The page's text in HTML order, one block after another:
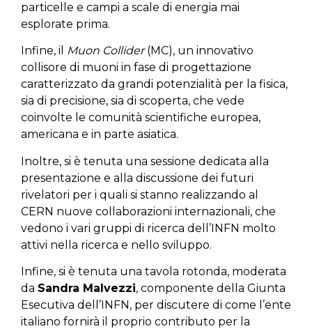
particelle e campi a scale di energia mai
esplorate prima.
Infine, il Muon Collider(MC), un innovativo
collisore di muoni in fase di progettazione
caratterizzato da grandi potenzialità per la fisica,
sia di precisione, sia di scoperta, che vede
coinvolte le comunità scientifiche europea,
americana e in parte asiatica.
Inoltre, si è tenuta una sessione dedicata alla
presentazione e alla discussione dei futuri
rivelatori per i quali si stanno realizzando al
CERN nuove collaborazioni internazionali, che
vedono i vari gruppi di ricerca dell’INFN molto
attivi nella ricerca e nello sviluppo.
Infine, si è tenuta una tavola rotonda, moderata
da Sandra Malvezzi, componente della Giunta
Esecutiva dell’INFN, per discutere di come l’ente
italiano fornirà il proprio contributo per la